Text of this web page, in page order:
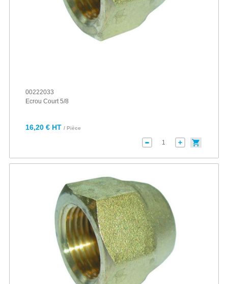
00222033
Ecrou Court 5/8
16,20 € HT / Pièce